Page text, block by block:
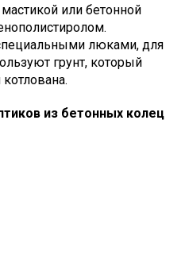
или бетонной
люками, для
грунт, который
из бетонных колец